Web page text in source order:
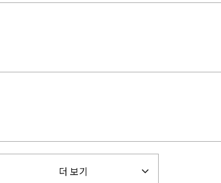
더 보기